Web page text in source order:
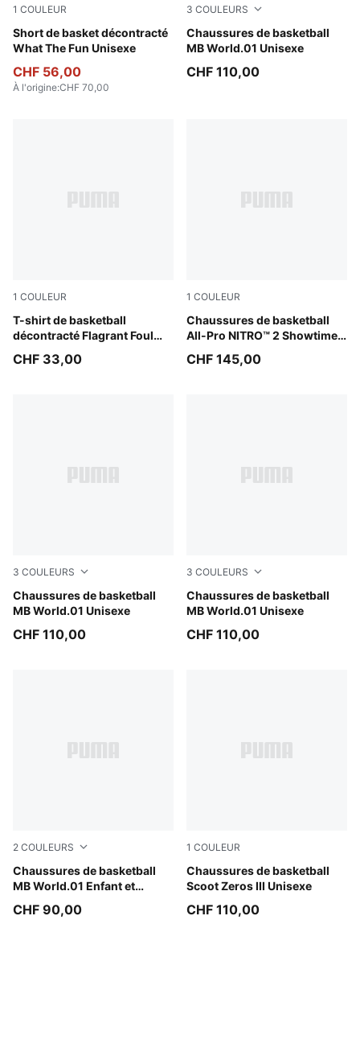
1 COULEUR
Short de basket décontracté
What The Fun Unisexe
Alpine Snow
CHF 56,00
À l'origine:CHF 70,00
3 COULEURS
Chaussures de basketball
MB World.01 Unisexe
PUMA Black-Lemon Crush
CHF 110,00
1 COULEUR
T-shirt de basketball
décontracté Flagrant Foul
Puma White
CHF 33,00
1 COULEUR
Chaussures de basketball
All-Pro NITRO™ 2 Showtime
Poison Pink-Bright Aqua-
CHF 145,00
3 COULEURS
Chaussures de basketball
MB World.01 Unisexe
PUMA White-Silver Mist
CHF 110,00
3 COULEURS
Chaussures de basketball
MB World.01 Unisexe
Bright Aqua-Team Violet
CHF 110,00
2 COULEURS
Chaussures de basketball
MB World.01 Enfant et
PUMA Black-Lemon Crush
CHF 90,00
1 COULEUR
Chaussures de basketball
Scoot Zeros III Unisexe
Puma White
CHF 110,00